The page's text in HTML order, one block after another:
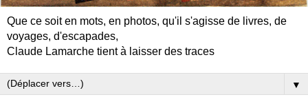
Que ce soit en mots, en photos, qu'il s'agisse de livres, de
voyages, d'escapades,
Claude Lamarche tient à laisser des traces
▼